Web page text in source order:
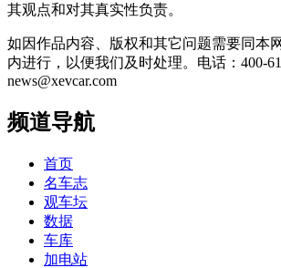
其观点和对其真实性负责。
如因作品内容、版权和其它问题需要同本
内进行，以便我们及时处理。电话：400-
news@xevcar.com
频道导航
首页
名车志
观车坛
数据
车库
加电站